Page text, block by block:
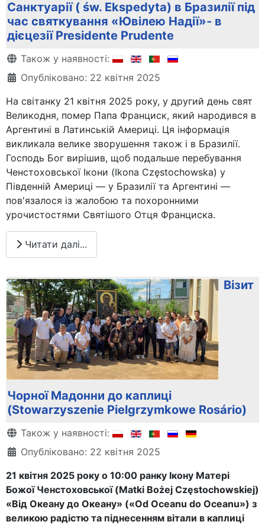
Санктуарії ( św. Ekspedyta) в Бразилії під
час святкування «Ювілею Надії»- в
дієцезії Presidente Prudente
Деталі
Також у наявності:
Опубліковано: 22 квітня 2025
На світанку 21 квітня 2025 року, у другий день свят
Великодня, помер Папа Франциск, який народився в
Аргентині в Латинській Америці. Ця інформація
викликала велике зворушення також і в Бразилії.
Господь Бог вирішив, щоб подальше перебування
Ченстоховської Ікони (Ikona Częstochowska) у
Південній Америці — у Бразилії та Аргентині —
пов'язалося із жалобою та похоронними
урочистостями Святішого Отця Франциска.
Читати далі...
Візит
Чорної Мадонни до каплиці
(Stowarzyszenie Pielgrzymkowe Rosário)
Деталі
Також у наявності:
Опубліковано: 22 квітня 2025
21 квітня 2025 року о 10:00 ранку Ікону Матері
Божої Ченстоховської (Matki Bożej Częstochowskiej)
«Від Океану до Океану» («Od Оceanu do Oceanu») з
великою радістю та піднесенням вітали в каплиці